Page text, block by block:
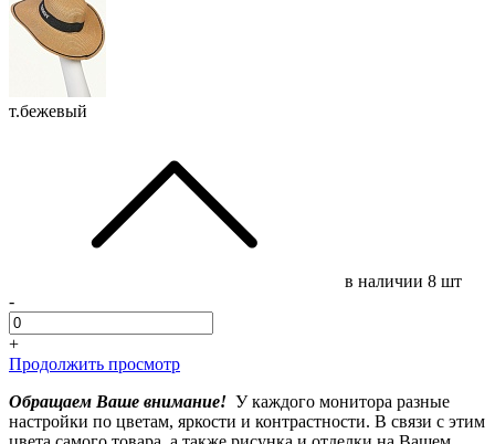
т.бежевый
в наличии 8 шт
-
+
Продолжить просмотр
Обращаем Ваше внимание! У каждого монитора разные
настройки по цветам, яркости и контрастности. В связи с этим